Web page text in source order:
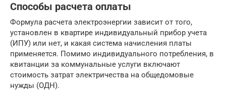
Способы расчета оплаты
Формула расчета электроэнергии зависит от того,
установлен в квартире индивидуальный прибор учета
(ИПУ) или нет, и какая система начисления платы
применяется. Помимо индивидуального потребления, в
квитанции за коммунальные услуги включают
стоимость затрат электричества на общедомовые
нужды (ОДН).